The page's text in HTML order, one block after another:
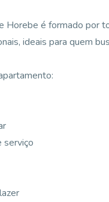
Horebe é formado por
ideais para quem
serviço